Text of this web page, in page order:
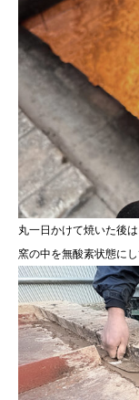
丸一日かけて焼いた後
窯の中を無酸素状態に